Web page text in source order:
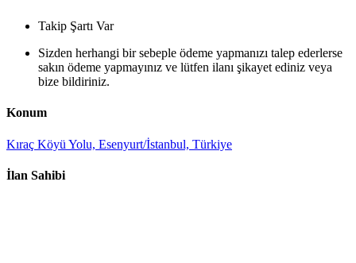
Takip Şartı Var
Sizden herhangi bir sebeple ödeme yapmanızı talep ederlerse
sakın ödeme yapmayınız ve lütfen ilanı şikayet ediniz veya
bize bildiriniz.
Konum
Kıraç Köyü Yolu, Esenyurt/İstanbul, Türkiye
İlan Sahibi